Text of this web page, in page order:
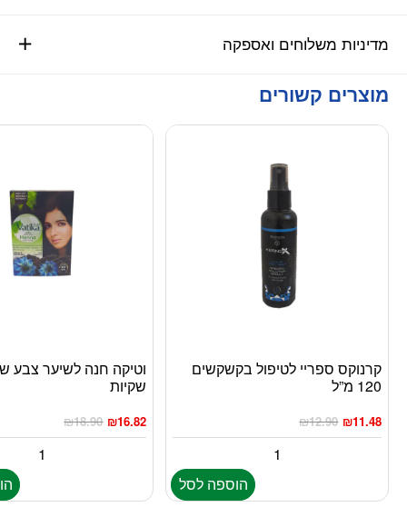
מדיניות משלוחים ואספקה
מוצרים קשורים
קרנוקס ספריי לטיפול בקשקשים
120 מ”ל
₪12.90 ₪11.48
הוספה לסל
שקיות
₪18.90 ₪16.82